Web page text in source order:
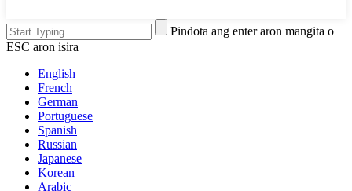
Pindota ang enter aron mangita o
ESC aron isira
English
French
German
Portuguese
Spanish
Russian
Japanese
Korean
Arabic